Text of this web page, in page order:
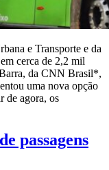
e Transporte e da
cerca de 2,2 mil
da CNN Brasil*,
uma nova opção
de agora, os
passagens